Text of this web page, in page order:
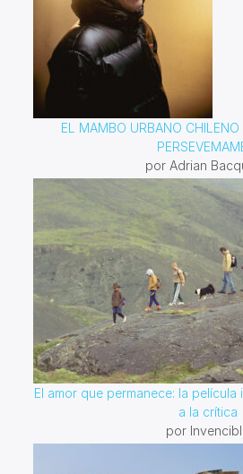
EL MAMBO URBANO
por Adrian
El amor que permanece: la
a la crítica
por